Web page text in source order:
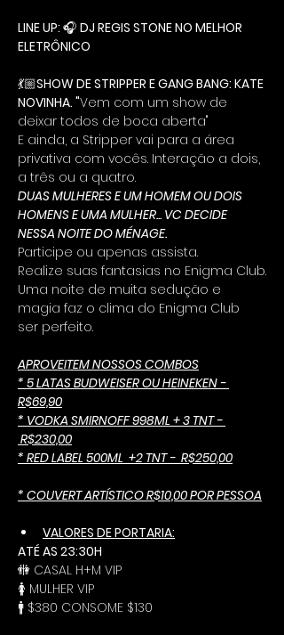
LINE UP: 🎧 DJ REGIS STONE NO MELHOR
ELETRÔNICO
💃🏼SHOW DE STRIPPER E GANG BANG: KATE
NOVINHA. "Vem com um show de
deixar todos de boca aberta"
E ainda, a Stripper vai para a área
privativa com vocês. Interação a dois,
a três ou a quatro.
DUAS MULHERES E UM HOMEM OU DOIS
HOMENS E UMA MULHER... VC DECIDE
NESSA NOITE DO MÉNAGE.
Participe ou apenas assista.
Realize suas fantasias no Enigma Club.
Uma noite de muita sedução e
magia faz o clima do Enigma Club
ser perfeito.
APROVEITEM NOSSOS COMBOS
* 5 LATAS BUDWEISER OU HEINEKEN -
R$69,90
* VODKA SMIRNOFF 998ML + 3 TNT -
R$230,00
* RED LABEL 500ML  +2 TNT -  R$250,00
* COUVERT ARTÍSTICO R$10,00 POR PESSOA
VALORES DE PORTARIA:
ATÉ AS 23:30H
🚻 CASAL H+M VIP
🚺 MULHER VIP
🚹 $380 CONSOME $130